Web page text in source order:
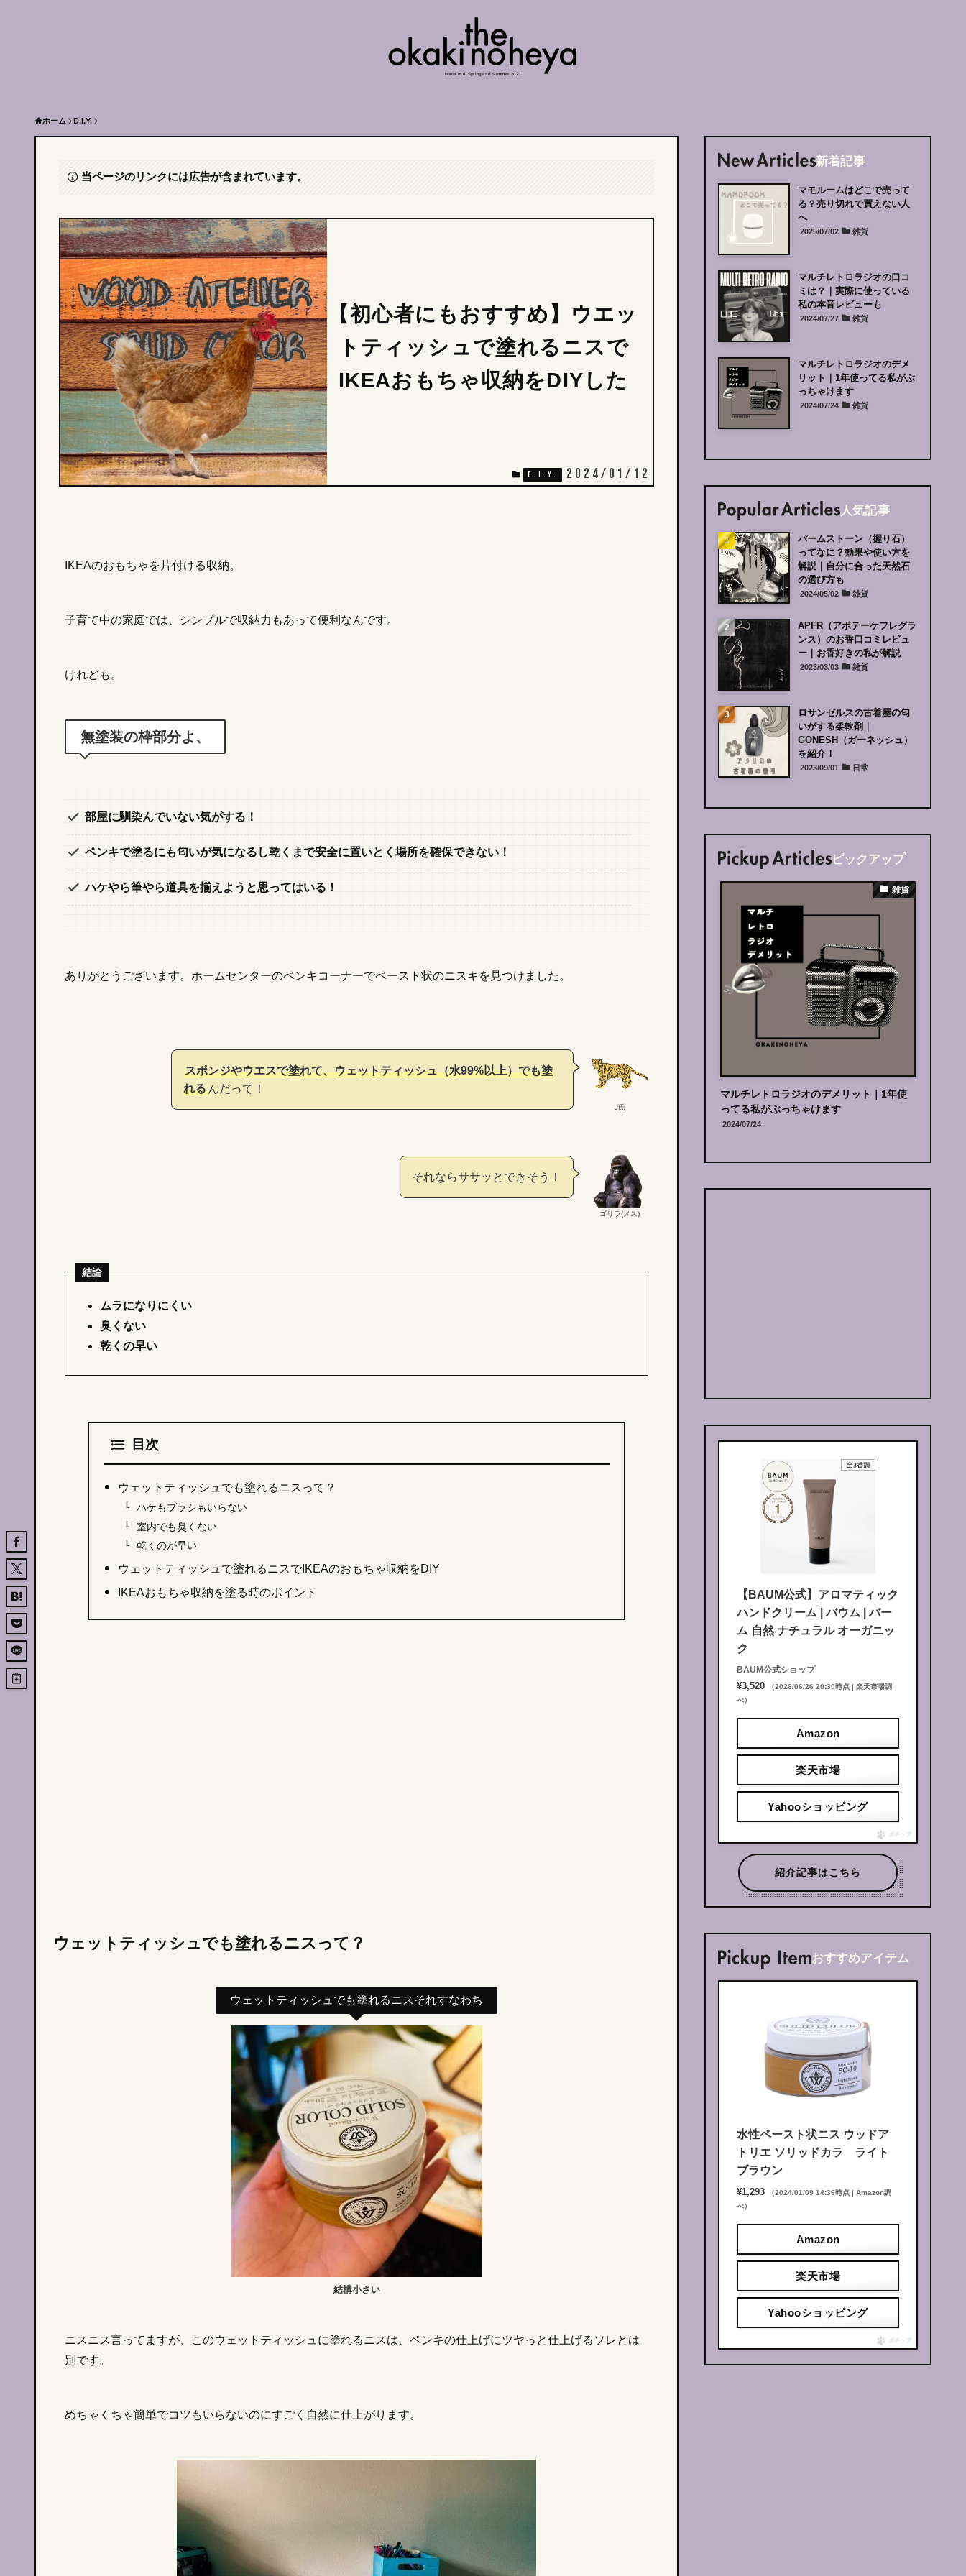
Issue nº 6, Spring and Summer 2023
ホーム D.I.Y.
当ページのリンクには広告が含まれています。
【初心者にもおすすめ】ウエッ
トティッシュで塗れるニスで
IKEAおもちゃ収納をDIYした
D.I.Y. 2024/01/12
IKEAのおもちゃを片付ける収納。
子育て中の家庭では、シンプルで収納力もあって便利なんです。
けれども。
無塗装の枠部分よ、
部屋に馴染んでいない気がする！
ペンキで塗るにも匂いが気になるし乾くまで安全に置いとく場所を確保できない！
ハケやら筆やら道具を揃えようと思ってはいる！
ありがとうございます。ホームセンターのペンキコーナーでペースト状のニスキを見つけました。
J氏
スポンジやウエスで塗れて、ウェットティッシュ（水99%以上）でも塗
れる んだって！
ゴリラ(メス)
それならササッとできそう！
結論
ムラになりにくい
臭くない
乾くの早い
目次
ウェットティッシュでも塗れるニスって？
ハケもブラシもいらない
室内でも臭くない
乾くのが早い
ウェットティッシュで塗れるニスでIKEAのおもちゃ収納をDIY
IKEAおもちゃ収納を塗る時のポイント
ウェットティッシュでも塗れるニスって？
ウェットティッシュでも塗れるニスそれすなわち
結構小さい
ニスニス言ってますが、このウェットティッシュに塗れるニスは、ペンキの仕上げにツヤっと仕上げるソレとは
別です。
めちゃくちゃ簡単でコツもいらないのにすごく自然に仕上がります。
新着記事
マモルームはどこで売って
る？売り切れで買えない人
へ
2025/07/02 雑貨
マルチレトロラジオの口コ
ミは？｜実際に使っている
私の本音レビューも
2024/07/27 雑貨
マルチレトロラジオのデメ
リット｜ 1年使ってる私がぶ
っちゃけます
2024/07/24 雑貨
人気記事
パームストーン（握り石）
ってなに？効果や使い方を
解説｜ 自分に合った天然石
の選び方も
2024/05/02 雑貨
APFR（アポテーケフレグラ
ンス）のお香口コミレビュ
ー｜お香好きの私が解説
2023/03/03 雑貨
ロサンゼルスの古着屋の匂
いがする柔軟剤｜
GONESH（ガーネッシュ）
を紹介！
2023/09/01 日常
ピックアップ
雑貨
マルチレトロラジオのデメリット｜ 1年使
ってる私がぶっちゃけます
2024/07/24
雑貨 日常
聖なる香木『パロサント』はどんな香り？
効果や使い方も紹介！
口コミレビュー｜お香好きの私が解説
買い方は？】プレゼントにもおすすめ
【BAUM公式】アロマティック
ハンドクリーム | バウム | バー
ム 自然 ナチュラル オーガニッ
ク
BAUM公式ショップ
¥3,520
（2026/06/26 20:30時点 | 楽天市場調
べ）
Amazon
楽天市場
Yahooショッピング
ポチップ
紹介記事はこちら
おすすめアイテム
水性ペースト状ニス ウッドア
トリエ ソリッドカラ ライト
ブラウン
¥1,293
（2024/01/09 14:36時点 | Amazon調
べ）
Amazon
楽天市場
Yahooショッピング
ポチップ